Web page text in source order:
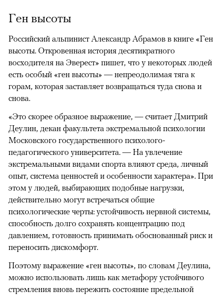
Ген высоты
Российский альпинист Александр Абрамов в книге «Ген
высоты. Откровенная история десятикратного
восходителя на Эверест» пишет, что у некоторых людей
есть особый «ген высоты» — непреодолимая тяга к
горам, которая заставляет возвращаться туда снова и
снова.
«Это скорее образное выражение, — считает Дмитрий
Деулин, декан факультета экстремальной психологии
Московского государственного психолого-
педагогического университета. — На увлечение
экстремальными видами спорта влияют среда, личный
опыт, система ценностей и особенности характера». При
этом у людей, выбирающих подобные нагрузки,
действительно могут встречаться общие
психологические черты: устойчивость нервной системы,
способность долго сохранять концентрацию под
давлением, готовность принимать обоснованный риск и
переносить дискомфорт.
Поэтому выражение «ген высоты», по словам Деулина,
можно использовать лишь как метафору устойчивого
стремления вновь пережить состояние предельной